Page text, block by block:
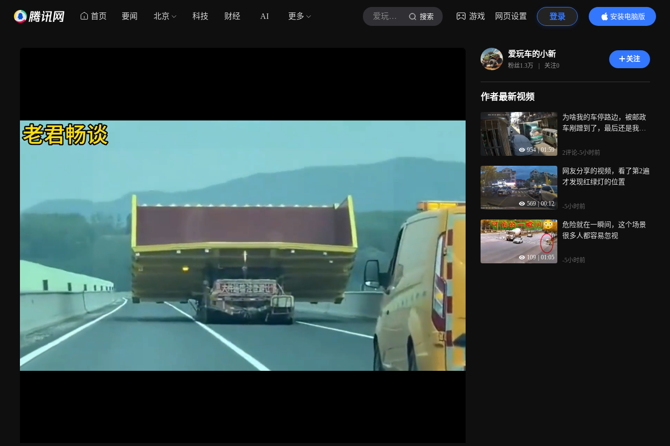
首页 要闻 北京 科技 财经 AI 更多 爱玩车的小新 搜索 游戏 网页设置 登录
安装电脑版
内容更精彩
爱玩车的小新
粉丝1.3万 | 关注0
关注
作者最新视频
954 | 01:59
为啥我的车停路边，被邮政
车剐蹭到了，最后还是我的
2评论-5小时前
569 | 00:12
网友分享的视频，看了第2遍
才发现红绿灯的位置
-5小时前
109 01:05
危险就在一瞬间，这个场景
很多人都容易忽视
-5小时前